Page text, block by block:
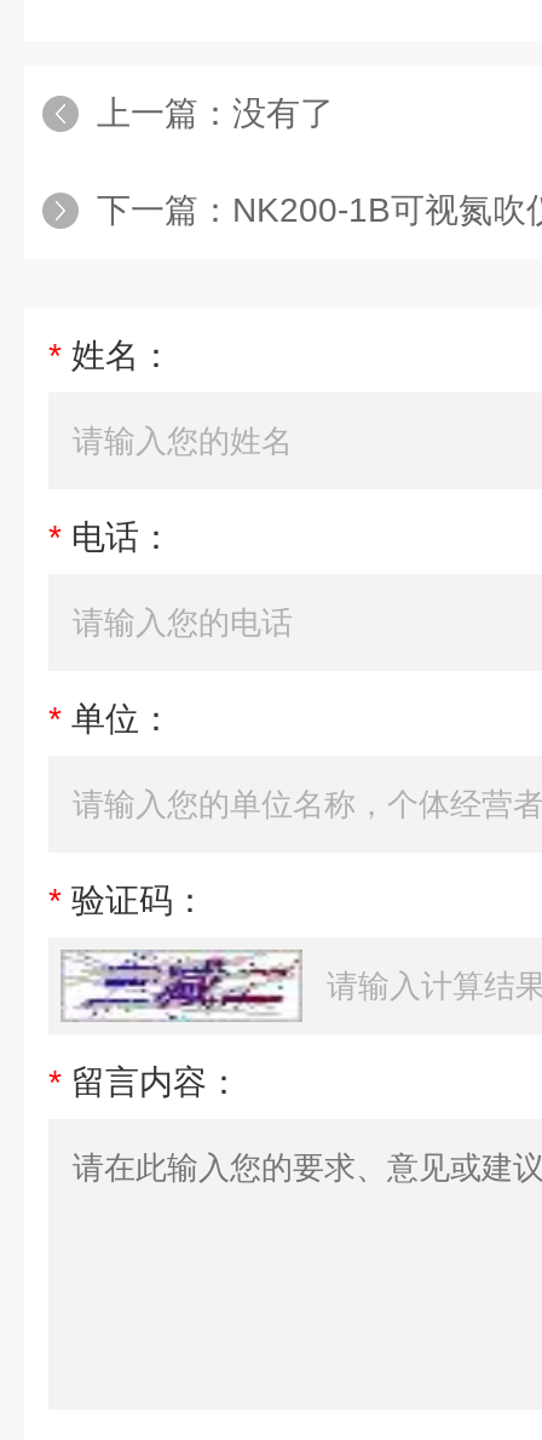
上一篇：没有了
下一篇： NK200-1B可视氮吹
* 姓名：
* 电话：
* 单位：
* 验证码：
* 留言内容：